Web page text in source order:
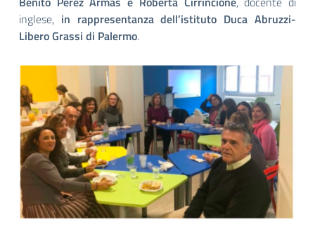
inglese, in rappresentanza dell’istituto Duca Abruzzi-
Libero Grassi di Palermo.